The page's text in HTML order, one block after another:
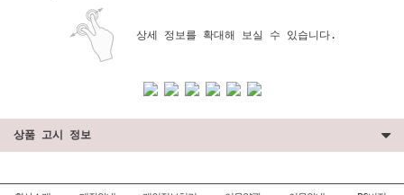
상세 정보를 확대해 보실 수 있습니다.
상품 고시 정보